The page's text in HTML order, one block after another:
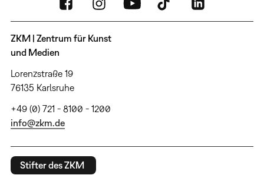
ZKM | Zentrum für Kunst
und Medien
Lorenzstraße 19
76135 Karlsruhe
+49 (0) 721 - 8100 - 1200
info@zkm.de
Stifter des ZKM